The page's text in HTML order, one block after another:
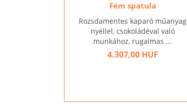
Fém spatula
Rozsdamentes kaparó műanyag
nyéllel, csokoládéval való
munkához, rugalmas ...
4.307,00 HUF